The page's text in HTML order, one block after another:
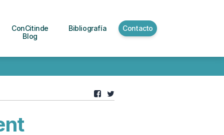
ConCitinde
Blog
Bibliografía Contacto